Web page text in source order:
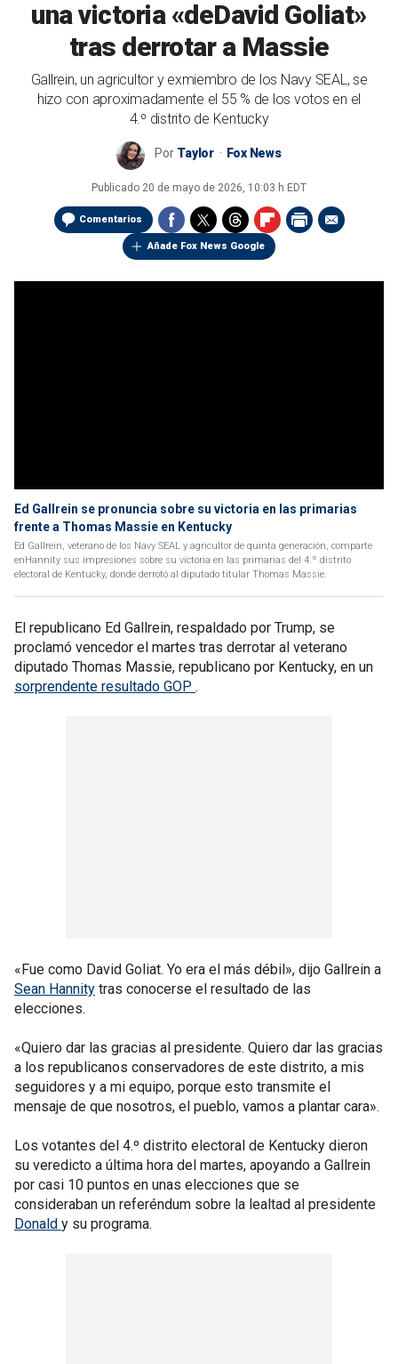
una victoria «deDavid Goliat»
tras derrotar a Massie
Gallrein, un agricultor y exmiembro de los Navy SEAL, se
hizo con aproximadamente el 55 % de los votos en el
4.º distrito de Kentucky
Por Taylor Fox News
Publicado 20 de mayo de 2026, 10:03 h EDT
Comentarios
Añade Fox News Google
Ed Gallrein se pronuncia sobre su victoria en las primarias
frente a Thomas Massie en Kentucky
Ed Gallrein, veterano de los Navy SEAL y agricultor de quinta generación, comparte
enHannity sus impresiones sobre su victoria en las primarias del 4.º distrito
electoral de Kentucky, donde derrotó al diputado titular Thomas Massie.
El republicano Ed Gallrein, respaldado por Trump, se
proclamó vencedor el martes tras derrotar al veterano
diputado Thomas Massie, republicano por Kentucky, en un
sorprendente resultado GOP .
«Fue como David Goliat. Yo era el más débil», dijo Gallrein a
Sean Hannity tras conocerse el resultado de las
elecciones.
«Quiero dar las gracias al presidente. Quiero dar las gracias
a los republicanos conservadores de este distrito, a mis
seguidores y a mi equipo, porque esto transmite el
mensaje de que nosotros, el pueblo, vamos a plantar cara».
Los votantes del 4.º distrito electoral de Kentucky dieron
su veredicto a última hora del martes, apoyando a Gallrein
por casi 10 puntos en unas elecciones que se
consideraban un referéndum sobre la lealtad al presidente
Donald y su programa.